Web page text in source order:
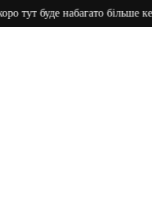
набагато більше кейсів.